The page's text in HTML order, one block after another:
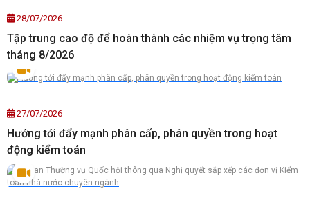
28/07/2026
Tập trung cao độ để hoàn thành các nhiệm vụ trọng tâm
tháng 8/2026
27/07/2026
Hướng tới đẩy mạnh phân cấp, phân quyền trong hoạt
động kiểm toán